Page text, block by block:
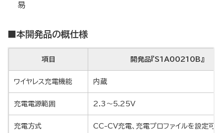
易
■本開発品の概仕様
項目 開発品『S1A00210B』
ワイヤレス充電機能 内蔵
充電電源範囲 2.3～5.25V
充電方式 CC-CV充電、充電プロファイルを設定可能